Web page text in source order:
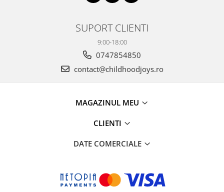
SUPORT CLIENTI
9:00-18:00
0747854850
contact@childhoodjoys.ro
MAGAZINUL MEU
CLIENTI
DATE COMERCIALE